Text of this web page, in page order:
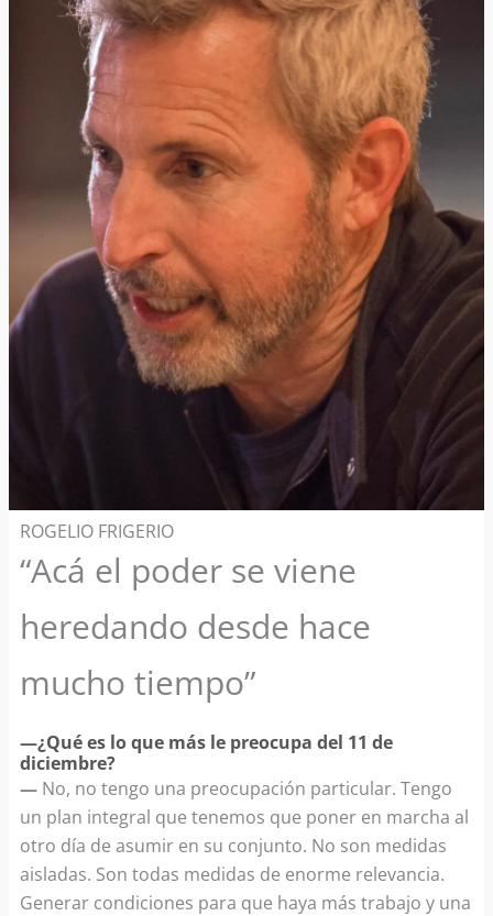
ROGELIO FRIGERIO
“Acá el poder se viene
heredando desde hace
mucho tiempo”
—¿Qué es lo que más le preocupa del 11 de
diciembre?
— No, no tengo una preocupación particular. Tengo
un plan integral que tenemos que poner en marcha al
otro día de asumir en su conjunto. No son medidas
aisladas. Son todas medidas de enorme relevancia.
Generar condiciones para que haya más trabajo y una